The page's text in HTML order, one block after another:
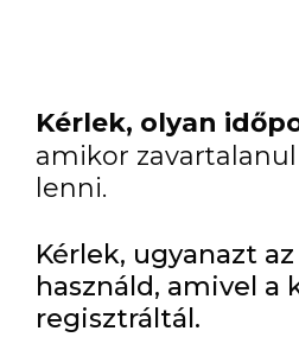
Kérlek, olyan
amikor
lenni.
Kérlek, ugyanazt
használd, amivel a
regisztráltál.